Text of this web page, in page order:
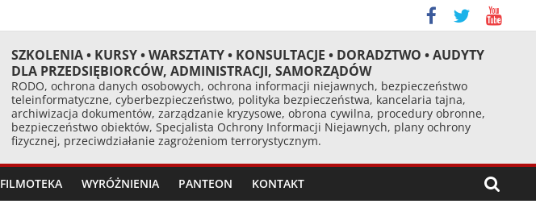
SZKOLENIA • KURSY • WARSZTATY • KONSULTACJE • DORADZTWO • AUDYTY
DLA PRZEDSIĘBIORCÓW, ADMINISTRACJI, SAMORZĄDÓW
RODO, ochrona danych osobowych, ochrona informacji niejawnych, bezpieczeństwo
teleinformatyczne, cyberbezpieczeństwo, polityka bezpieczeństwa, kancelaria tajna,
archiwizacja dokumentów, zarządzanie kryzysowe, obrona cywilna, procedury obronne,
bezpieczeństwo obiektów, Specjalista Ochrony Informacji Niejawnych, plany ochrony
fizycznej, przeciwdziałanie zagrożeniom terrorystycznym.
FILMOTEKA WYRÓŻNIENIA PANTEON KONTAKT